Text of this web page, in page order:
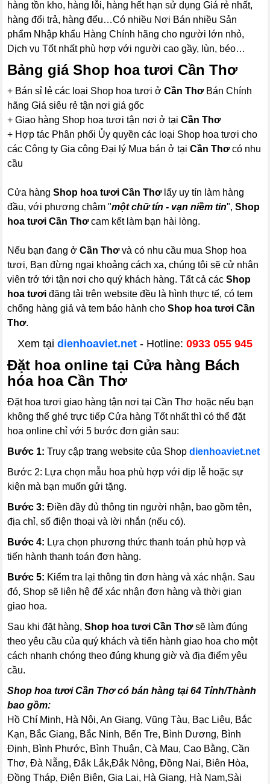
hàng tồn kho, hàng lỗi, hàng hết hạn sử dụng Giá rẻ nhất,
hàng đổi trả, hàng đểu…Có nhiều Nơi Bán nhiều Sản
phẩm Nhập khẩu Hàng Chính hãng cho người lớn nhỏ,
Dịch vụ Tốt nhất phù hợp với người cao gầy, lùn, béo…
Bảng giá Shop hoa tươi Cần Thơ
+ Bán sỉ lẻ các loại Shop hoa tươi ởCần ThơBán Chính
hãng Giá siêu rẻ tận nơi giá gốc
+ Giao hàng Shop hoa tươi tận nơi ở tạiCần Thơ
+ Hợp tác Phân phối Ủy quyền các loại Shop hoa tươi cho
các Công ty Gia công Đại lý Mua bán ở tạiCần Thơcó nhu
cầu
Cửa hàngShop hoa tươi Cần Thơlấy uy tín làm hàng
đầu, với phương châm "một chữ tín - vạn niềm tin",Shop
hoa tươi Cần Thơcam kết làm bạn hài lòng.
Nếu bạn đang ởCần Thơvà có nhu cầu mua Shop hoa
tươi, Bạn đừng ngại khoảng cách xa, chúng tôi sẽ cử nhân
viên trở tới tận nơi cho quý khách hàng. Tất cả cácShop
hoa tươi đăng tải trên website đều là hình thực tế, có tem
chống hàng giả và tem bảo hành choShop hoa tươi Cần
Thơ.
Xem tại dienhoaviet.net - Hotline: 0933 055 945
Đặt hoa online tại Cửa hàng Bách
hóa hoa Cần Thơ
Đặt hoa tươi giao hàng tận nơi tại Cần Thơ hoặc nếu bạn
không thể ghé trực tiếp Cửa hàng Tốt nhất thì có thể đặt
hoa online chỉ với 5 bước đơn giản sau:
Bước 1:Truy cập trang website của Shop dienhoaviet.net
Bước 2: Lựa chọn mẫu hoa phù hợp với dịp lễ hoặc sự
kiện mà bạn muốn gửi tặng.
Bước 3: Điền đầy đủ thông tin người nhận, bao gồm tên,
địa chỉ, số điện thoại và lời nhắn (nếu có).
Bước 4: Lựa chọn phương thức thanh toán phù hợp và
tiến hành thanh toán đơn hàng.
Bước 5: Kiểm tra lại thông tin đơn hàng và xác nhận. Sau
đó, Shop sẽ liên hệ để xác nhận đơn hàng và thời gian
giao hoa.
Sau khi đặt hàng,Shop hoa tươi Cần Thơ sẽ làm đúng
theo yêu cầu của quý khách và tiến hành giao hoa cho một
cách nhanh chóng theo đúng khung giờ và địa điểm yêu
cầu.
Shop hoa tươi Cần Thơ có bán hàng tại 64 Tỉnh/Thành
bao gồm:
Hồ Chí Minh, Hà Nội, An Giang, Vũng Tàu, Bạc Liêu, Bắc
Kạn, Bắc Giang, Bắc Ninh, Bến Tre, Bình Dương, Bình
Định, Bình Phước, Bình Thuận, Cà Mau, Cao Bằng, Cần
Thơ, Đà Nẵng, Đắk Lắk,Đắk Nông, Đồng Nai, Biên Hòa,
Đồng Tháp, Điện Biên, Gia Lai, Hà Giang, Hà Nam,Sài